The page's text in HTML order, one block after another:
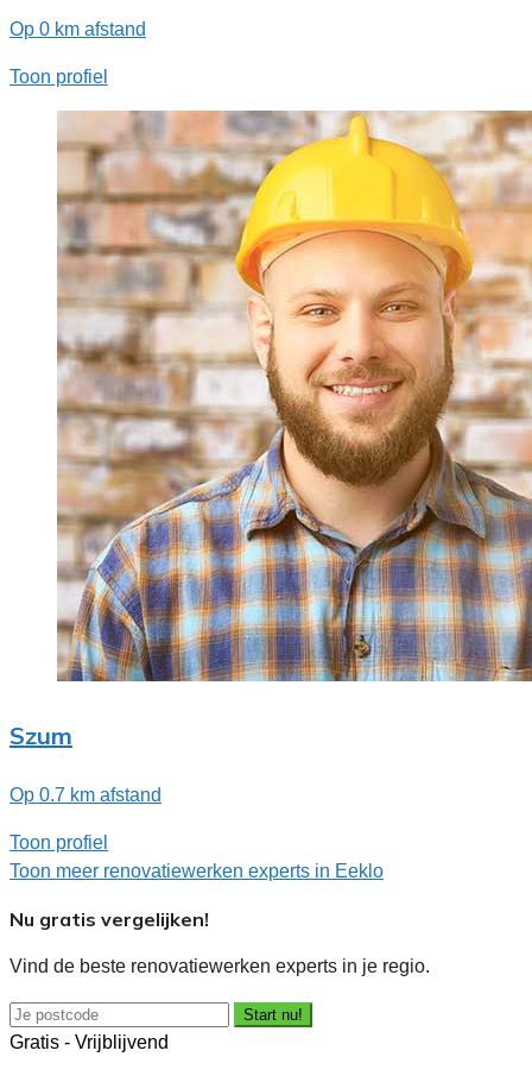
Op 0 km afstand
Toon profiel
Szum
Op 0.7 km afstand
Toon profiel
Toon meer renovatiewerken experts in Eeklo
Nu gratis vergelijken!
Vind de beste renovatiewerken experts in je regio.
Start nu!
Gratis - Vrijblijvend